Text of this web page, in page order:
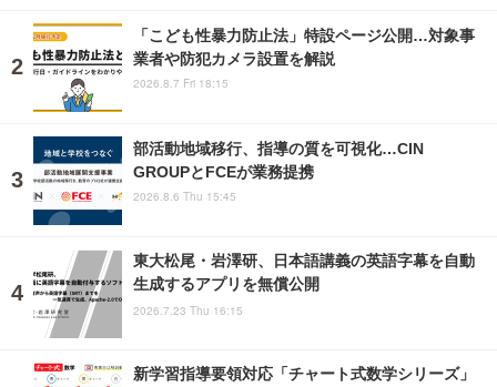
「こども性暴力防止法」特設ページ公開…対象事
業者や防犯カメラ設置を解説
2026.8.7 Fri 18:15
部活動地域移行、指導の質を可視化…CIN
GROUPとFCEが業務提携
2026.8.6 Thu 15:45
東大松尾・岩澤研、日本語講義の英語字幕を自動
生成するアプリを無償公開
2026.7.23 Thu 16:15
新学習指導要領対応「チャート式数学シリーズ」